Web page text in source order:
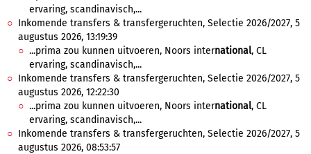
ervaring, scandinavisch,...
Inkomende transfers & transfergeruchten, Selectie 2026/2027, 5
augustus 2026, 13:19:39
...prima zou kunnen uitvoeren, Noors international, CL
ervaring, scandinavisch,...
Inkomende transfers & transfergeruchten, Selectie 2026/2027, 5
augustus 2026, 12:22:30
...prima zou kunnen uitvoeren, Noors international, CL
ervaring, scandinavisch,...
Inkomende transfers & transfergeruchten, Selectie 2026/2027, 5
augustus 2026, 08:53:57